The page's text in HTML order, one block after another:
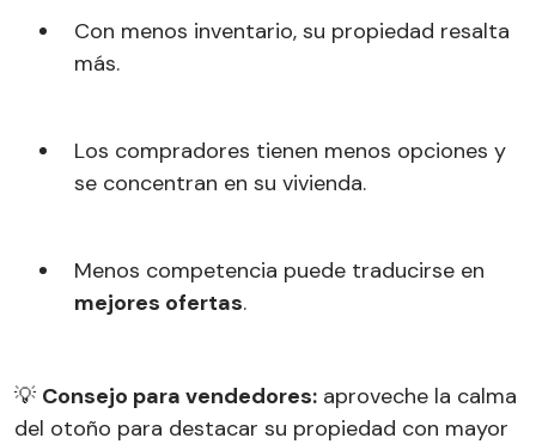
Con menos inventario, su propiedad resalta
más.
Los compradores tienen menos opciones y
se concentran en su vivienda.
Menos competencia puede traducirse en
mejores ofertas.
💡 Consejo para vendedores: aproveche la calma
del otoño para destacar su propiedad con mayor